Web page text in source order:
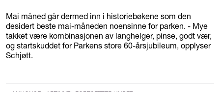
Mai måned går dermed inn i historiebøkene som den
desidert beste mai-måneden noensinne for parken. - Mye
takket være kombinasjonen av langhelger, pinse, godt vær,
og startskuddet for Parkens store 60-årsjubileum, opplyser
Schjøtt.